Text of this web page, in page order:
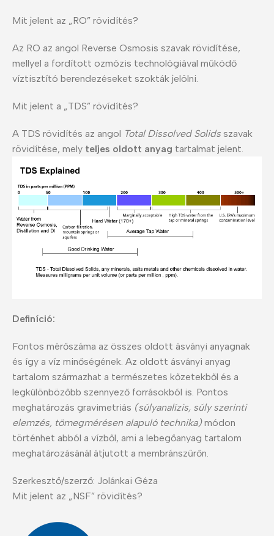
Mit jelent az „RO” rövidítés?
Az RO az angol Reverse Osmosis szavak rövidítése,
mellyel a fordított ozmózis technológiával működő
víztisztító berendezéseket szokták jelölni.
Mit jelent a „TDS” rövídítés?
A TDS rövidítés az angol Total Dissolved Solids szavak
rövidítése, mely teljes oldott anyag tartalmat jelent.
Definíció:
Fontos mérőszáma az összes oldott ásványi anyagnak
és így a víz minőségének. Az oldott ásványi anyag
tartalom származhat a természetes kőzetekből és a
legkülönbözőbb szennyező forrásokból is. Pontos
meghatározás gravimetriás (súlyanalízis, súly szerinti
elemzés, tömegmérésen alapuló technika)módon
történhet abból a vízből, ami a lebegőanyag tartalom
meghatározásánál átjutott a membránszűrőn.
Szerkesztő/szerző: Jolánkai Géza
Mit jelent az „NSF” rövidítés?